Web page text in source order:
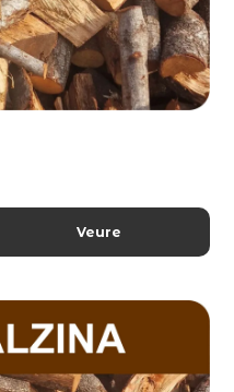
Veure